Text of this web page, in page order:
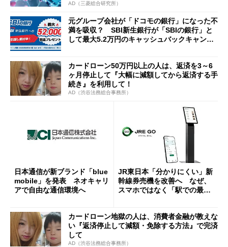
AD（三菱総合研究所）
元グループ会社が「ドコモの銀行」になった不
満を吸収？ SBI新生銀行が「SBIの銀行」と
して最大5.2万円のキャッシュバックキャンペ
カードローン50万円以上の人は、返済を3～6
ヶ月停止して『大幅に減額してから返済する手
続き』を利用して！
AD（渋谷法務総合事務所）
日本通信が新ブランド「blue
mobile」を発表 ネオキャリ
アで自由な通信環境へ
JR東日本「分かりにくい」新
幹線券売機を改善へ なぜ、
スマホではなく「駅での最短
カードローン地獄の人は、消費者金融が教えな
い『返済停止して減額・免除する方法』で完済
して
AD（渋谷法務総合事務所）